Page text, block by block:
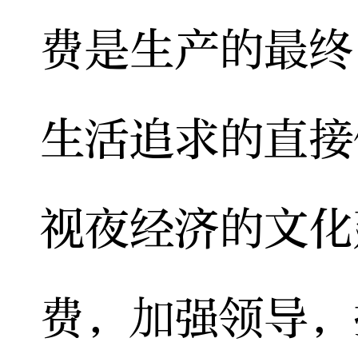
费是生产的最
生活追求的直
视夜经济的文
费，加强领导